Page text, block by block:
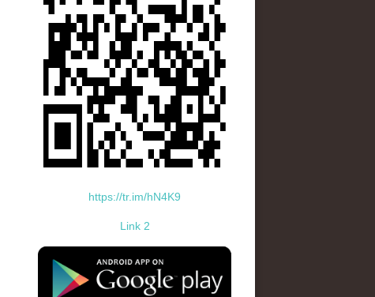
https://tr.im/hN4K9
Link 2
standard-icon-googleplay-app-store.png